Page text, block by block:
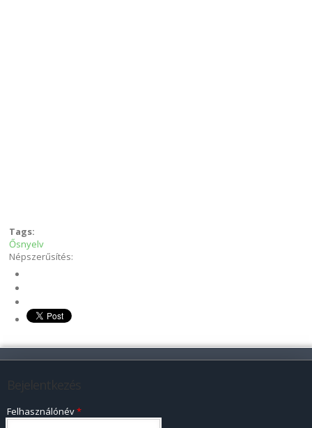
Tags:
Ősnyelv
Népszerűsítés:
Felhasználónév*